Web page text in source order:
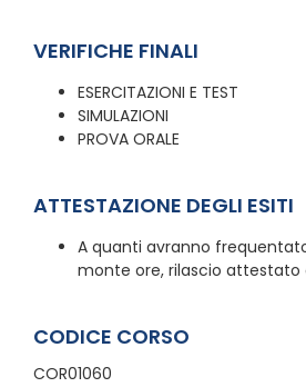
VERIFICHE FINALI
ESERCITAZIONI E TEST
SIMULAZIONI
PROVA ORALE
ATTESTAZIONE DEGLI ESITI
A quanti avranno
monte ore, rilascio attestato
CODICE CORSO
COR01060